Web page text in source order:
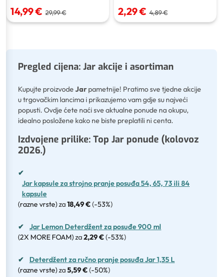
14,99 € 29,99 € 2,29 € 4,89 €
Pregled cijena: Jar akcije i asortiman
Kupujte proizvodeJar pametnije! Pratimo sve tjedne akcije
u trgovačkim lancima i prikazujemo vam gdje su najveći
popusti. Ovdje ćete naći sve aktualne ponude na okupu,
idealno posložene kako ne biste preplatili ni centa.
Izdvojene prilike: Top Jar ponude (kolovoz
2026.)
✔
Jar kapsule za strojno pranje posuđa 54, 65, 73 ili 84
kapsule
(razne vrste)za18,49 €(-53%)
✔
Jar Lemon Deterdžent za posuđe 900 ml
(2X MORE FOAM)za2,29 €(-53%)
✔
Deterdžent za ručno pranje posuđa Jar 1,35 L
(razne vrste)za5,59 €(-50%)